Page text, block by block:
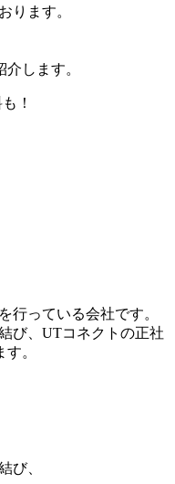
ります。
します。
び、